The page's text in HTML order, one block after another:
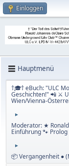
Einloggen
Hauptmenü
†🎓† eBuch: "ULC
Geschichten!" 📲 ⚔
Wien/Vienna-
►
Moderator: ★
Einführung 🐾 Prolog
►
📦 Vergangenheit ●